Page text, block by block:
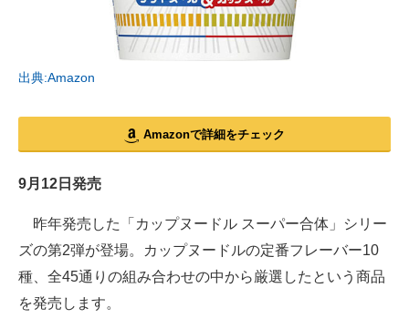
出典:Amazon
Amazonで詳細をチェック
9月12日発売
昨年発売した「カップヌードル スーパー合体」シリー
ズの第2弾が登場。カップヌードルの定番フレーバー10
種、全45通りの組み合わせの中から厳選したという商品
を発売します。